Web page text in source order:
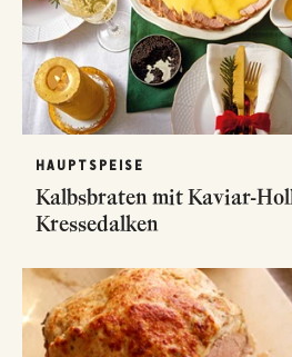
HAUPTSPEISE
Kalbsbraten mit Kaviar-
Kressedalken